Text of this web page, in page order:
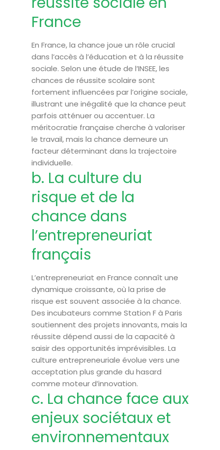
France
En France, la chance joue un rôle crucial
dans l’accès à l’éducation et à la réussite
sociale. Selon une étude de l’INSEE, les
chances de réussite scolaire sont
fortement influencées par l’origine sociale,
illustrant une inégalité que la chance peut
parfois atténuer ou accentuer. La
méritocratie française cherche à valoriser
le travail, mais la chance demeure un
facteur déterminant dans la trajectoire
individuelle.
b. La culture du
risque et de la
chance dans
l’entrepreneuriat
français
L’entrepreneuriat en France connaît une
dynamique croissante, où la prise de
risque est souvent associée à la chance.
Des incubateurs comme Station F à Paris
soutiennent des projets innovants, mais la
réussite dépend aussi de la capacité à
saisir des opportunités imprévisibles. La
culture entrepreneuriale évolue vers une
acceptation plus grande du hasard
comme moteur d’innovation.
c. La chance face aux
enjeux sociétaux et
environnementaux